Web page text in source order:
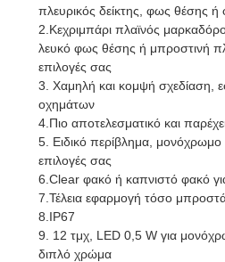
πλευρικός δείκτης, φως θέσης ή
2.Κεχριμπάρι πλαϊνός
λευκό φως θέσης ή μπροστινή
επιλογές σας
3. Χαμηλή και κομψή σχεδίαση,
οχημάτων
4.Πιο αποτελεσματικό και
5. Ειδικό περίβλημα, μονόχρωμο
επιλογές σας
6.Clear φακό ή καπνιστό φακό για
7.Τέλεια εφαρμογή τόσο
8.IP67
9. 12 τμχ, LED 0,5 W για
διπλό χρώμα